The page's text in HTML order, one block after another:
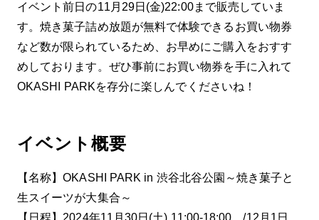
イベント前日の11月29日(金)22:00まで販売していま
す。焼き菓子詰め放題が無料で体験できるお買い物券
など数が限られているため、お早めにご購入をおすす
めしております。ぜひ事前にお買い物券を手に入れて
OKASHI PARKを存分に楽しんでくださいね！
イベント概要
【名称】OKASHI PARK in 渋谷北谷公園～焼き菓子と
生スイーツが大集合～